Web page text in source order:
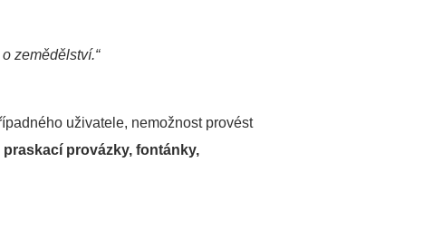
zemědělství.“
uživatele, nemožnost provést
provázky, fontánky,